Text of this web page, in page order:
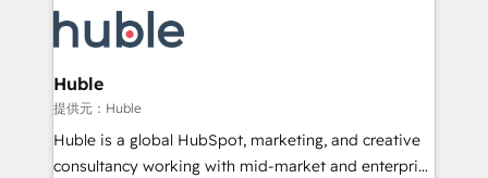
COS Design Award 🏆2013 HubSpot Marketplace
Provider of the Year 🏆2011 Became a HubSpot
Partner 📆Founded in 1997
Slash months from your API Integration project... ⬅️
Click "Contact Business" ⬅️ to access 150+ Kickstart
Integration templates that put HubSpot in the center
of your tech stack, syncing... 🛍️ Shopify or
WooCommerce 💲 Stripe or Paypal 💰 Sage or
Netsuite 🤖 Google or Microsoft ✍️ DocuSign or
Huble
提供元：Huble
Huble is a global HubSpot, marketing, and creative
consultancy working with mid-market and enterprise